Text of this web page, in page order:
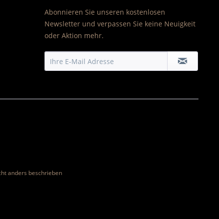
Abonnieren Sie unseren kostenlosen
Newsletter und verpassen Sie keine Neuigkeit
oder Aktion mehr.
anders beschrieben